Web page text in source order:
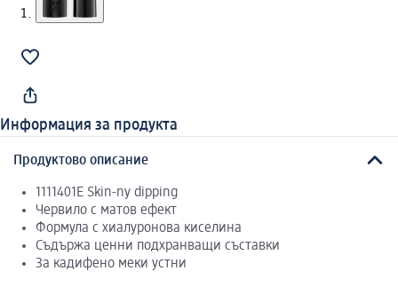
Информация за продукта
Продуктово описание
1111401E Skin-ny dipping
Червило с матов ефект
Формула с хиалуронова киселина
Съдържа ценни подхранващи съставки
За кадифено меки устни